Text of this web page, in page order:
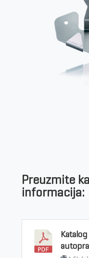
Preuzmite
informacija: